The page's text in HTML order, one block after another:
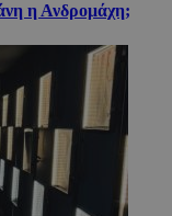
η Ανδρομάχη;